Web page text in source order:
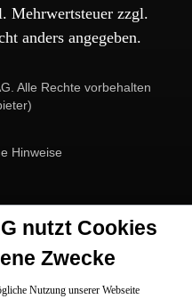
Mehrwertsteuer zzgl.
anders angegeben.
Alle Rechte vorbehalten
Hinweise
nutzt Cookies
Zwecke
Nutzung unserer Webseite